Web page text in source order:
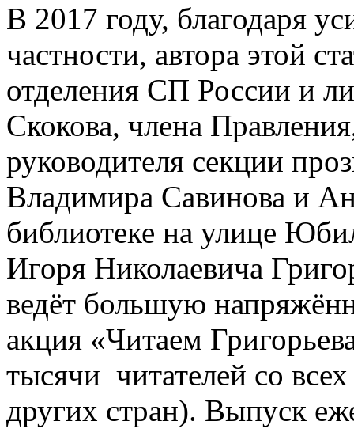
В 2017 году, благодаря
частности, автора этой
отделения СП России и
Скокова, члена
руководителя секции
Владимира Савинова и
библиотеке на улице
Игоря Николаевича
ведёт большую
акция «Читаем
тысячи читателей со
других стран). Выпуск